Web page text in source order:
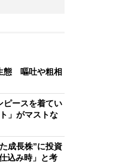
態 嘔吐や粗相
ースを着てい
」がマストな
成長株”に投資
込み時」と考